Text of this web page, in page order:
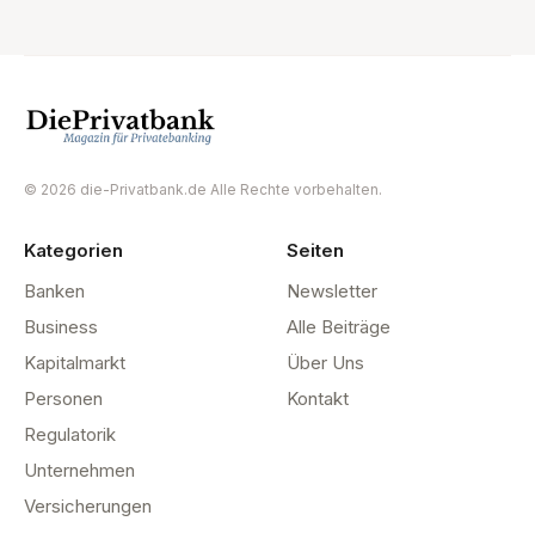
© 2026 die-Privatbank.de Alle Rechte vorbehalten.
Kategorien
Banken
Business
Kapitalmarkt
Personen
Regulatorik
Unternehmen
Versicherungen
Seiten
Newsletter
Alle Beiträge
Über Uns
Kontakt